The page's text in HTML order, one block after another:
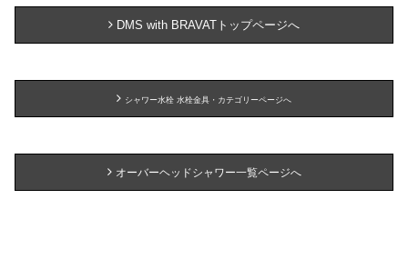
DMS with BRAVATトップページへ
シャワー水栓 水栓金具・カテゴリーページへ
オーバーヘッドシャワー一覧ページへ